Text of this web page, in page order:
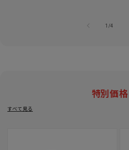
1 /
の4
特別価格
すべて見る